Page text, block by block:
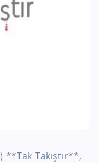
**Tak Takıştır**,